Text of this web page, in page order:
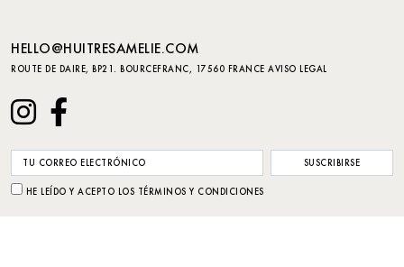
HELLO@HUITRESAMELIE.COM
ROUTE DE DAIRE, BP21. BOURCEFRANC, 17560 FRANCE AVISO LEGAL
HE LEÍDO Y ACEPTO LOS TÉRMINOS Y CONDICIONES